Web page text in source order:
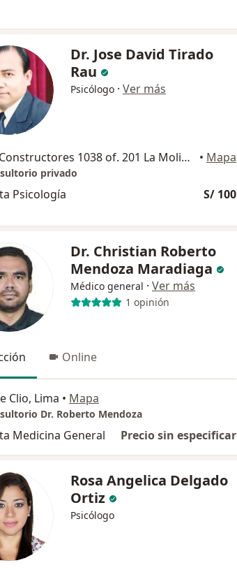
Dr. Jose David Tirado
Rau
Psicólogo · Ver más
Av. Constructores 1038 of. 201 La Molina, Lima • Mapa
privado
Psicología S/ 100
Dr. Christian Roberto
Mendoza Maradiaga
Médico general · Ver más
1 opinión
Online
Clio, Lima • Mapa
Dr. Roberto Mendoza
Medicina General Precio sin especificar
Rosa Angelica Delgado
Ortiz
Psicólogo